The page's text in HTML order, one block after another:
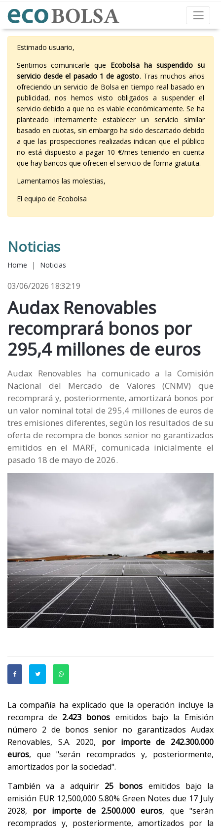
Estimado usuario,
Sentimos comunicarle que Ecobolsa ha suspendido su
servicio desde el pasado 1 de agosto. Tras muchos años
ofreciendo un servicio de Bolsa en tiempo real basado en
publicidad, nos hemos visto obligados a suspender el
servicio debido a que no es viable económicamente. Se ha
planteado internamente establecer un servicio similar
basado en cuotas, sin embargo ha sido descartado debido
a que las prospecciones realizadas indican que el público
no está dispuesto a pagar 10 €/mes teniendo en cuenta
que hay bancos que ofrecen el servicio de forma gratuita.
Lamentamos las molestias,
El equipo de Ecobolsa
Noticias
Home | Noticias
03/06/2026 18:32:19
Audax Renovables
recomprará bonos por
295,4 millones de euros
Audax Renovables ha comunicado a la Comisión
Nacional del Mercado de Valores (CNMV) que
recomprará y, posteriormente, amortizará bonos por
un valor nominal total de 295,4 millones de euros de
tres emisiones diferentes, según los resultados de su
oferta de recompra de bonos senior no garantizados
emitidos en el MARF, comunicada inicialmente el
pasado 18 de mayo de 2026.
La compañía ha explicado que la operación incluye la
recompra de 2.423 bonos emitidos bajo la Emisión
número 2 de bonos senior no garantizados Audax
Renovables, S.A. 2020, por importe de 242.300.000
euros, que "serán recomprados y, posteriormente,
amortizados por la sociedad".
También va a adquirir 25 bonos emitidos bajo la
emisión EUR 12,500,000 5.80% Green Notes due 17 July
2028, por importe de 2.500.000 euros, que "serán
recomprados y, posteriormente, amortizados por la